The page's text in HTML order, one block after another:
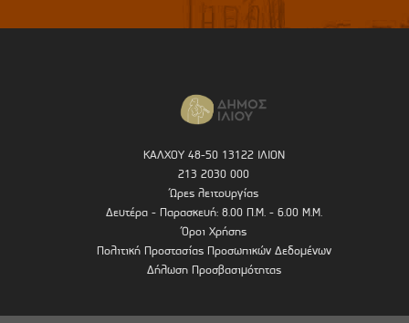
ΚΑΛΧΟΥ 48-50 13122 ΙΛΙΟΝ
213 2030 000
Ώρες λειτουργίας
Δευτέρα - Παρασκευή: 8.00 Π.Μ. - 6.00 Μ.Μ.
Όροι Χρήσης
Πολιτική Προστασίας Προσωπικών Δεδομένων
Δήλωση Προσβασιμότητας